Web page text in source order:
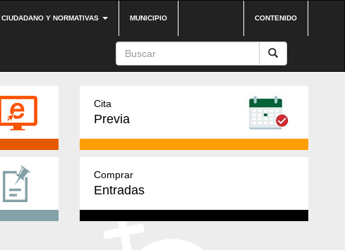
Y NORMATIVAS MUNICIPIO CONTENIDO
Cita
Previa
Comprar
Entradas